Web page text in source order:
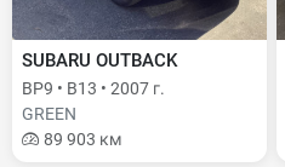
SUBARU OUTBACK
BP9 • B13 • 2007 г.
GREEN
89 903 км